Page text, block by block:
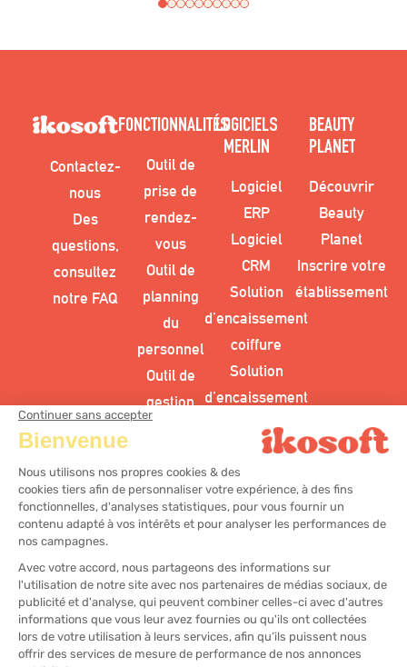
Contactez-
notre FAQ
Outil de
personnel
stocks
Logiciel
Logiciel
Solution
Solution
d’encaissement
centre bien-
être
Découvrir
Inscrire votre
@2025
Mentions légales
Plan du site